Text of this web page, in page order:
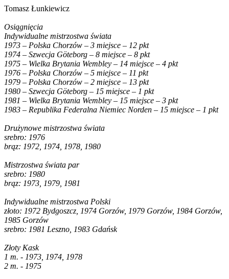
Tomasz Łunkiewicz
Osiągnięcia
Indywidualne mistrzostwa świata
1973 – Polska Chorzów – 3 miejsce – 12 pkt
1974 – Szwecja Göteborg – 8 miejsce – 8 pkt
1975 – Wielka Brytania Wembley – 14 miejsce – 4 pkt
1976 – Polska Chorzów – 5 miejsce – 11 pkt
1979 – Polska Chorzów – 2 miejsce – 13 pkt
1980 – Szwecja Göteborg – 15 miejsce – 1 pkt
1981 – Wielka Brytania Wembley – 15 miejsce – 3 pkt
1983 – Republika Federalna Niemiec Norden – 15 miejsce – 1 pkt
Drużynowe mistrzostwa świata
srebro: 1976
brąz: 1972, 1974, 1978, 1980
Mistrzostwa świata par
srebro: 1980
brąz: 1973, 1979, 1981
Indywidualne mistrzostwa Polski
złoto: 1972 Bydgoszcz, 1974 Gorzów, 1979 Gorzów, 1984 Gorzów,
1985 Gorzów
srebro: 1981 Leszno, 1983 Gdańsk
Złoty Kask
1 m. - 1973, 1974, 1978
2 m. - 1975